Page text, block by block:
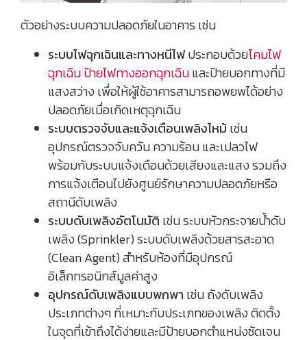
ตัวอย่างระบบความปลอดภัยในอาคาร เช่น
ระบบไฟฉุกเฉินและทางหนีไฟประกอบด้วยโคมไฟ
ฉุกเฉินป้ายไฟทางออกฉุกเฉินและป้ายบอกทางที่มี
แสงสว่าง เพื่อให้ผู้ใช้อาคารสามารถอพยพได้อย่าง
ปลอดภัยเมื่อเกิดเหตุฉุกเฉิน
ระบบตรวจจับและแจ้งเตือนเพลิงไหม้เช่น
อุปกรณ์ตรวจจับควัน ความร้อน และเปลวไฟ
พร้อมกับระบบแจ้งเตือนด้วยเสียงและแสง รวมถึง
การแจ้งเตือนไปยังศูนย์รักษาความปลอดภัยหรือ
สถานีดับเพลิง
ระบบดับเพลิงอัตโนมัติ เช่น ระบบหัวกระจายน้ำดับ
เพลิง (Sprinkler) ระบบดับเพลิงด้วยสารสะอาด
(Clean Agent) สำหรับห้องที่มีอุปกรณ์
อิเล็กทรอนิกส์มูลค่าสูง
อุปกรณ์ดับเพลิงแบบพกพา เช่น ถังดับเพลิง
ประเภทต่างๆ ที่เหมาะกับประเภทของเพลิง ติดตั้ง
ในจุดที่เข้าถึงได้ง่ายและมีป้ายบอกตำแหน่งชัดเจน